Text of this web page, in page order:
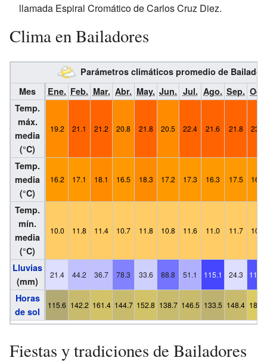
llamada Espiral Cromático de Carlos Cruz Diez.
Clima en Bailadores
Parámetros climáticos promedio de
Mes
Ene. Feb. Mar. Abr. May. Jun. Jul. Ago. Sep. Oct.
Temp.
máx.
media
(°C)
19.2 21.1 21.2 20.8 21.8 20.5 22.4 21.6 21.8 23.0
Temp.
media
(°C)
16.2 17.1 18.1 16.5 18.3 17.2 17.3 16.3 17.5 16.0
Temp.
mín.
media
(°C)
10.0 11.8 11.4 10.7 11.8 10.8 11.6 11.0 11.7 10.1
Lluvias
(mm)
21.4 44.2 36.7 78.3 33.6 88.8 51.1 115.1 24.3 112.5
Horas
de sol
115.6 142.2 161.4 144.7 152.8 138.7 146.5 133.5 148.4 180.3
Fiestas y tradiciones de Bailadores